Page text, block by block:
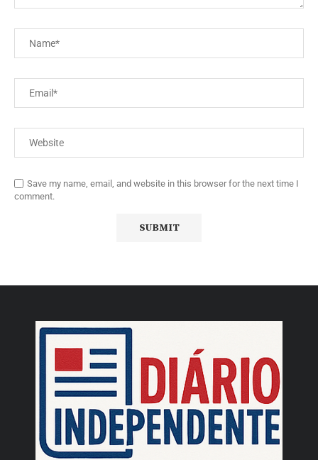
Save my name, email, and website in this browser for the next time I
comment.